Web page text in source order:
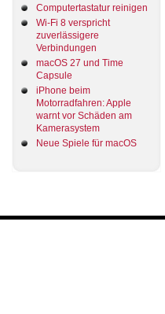
Computertastatur reinigen
Wi-Fi 8 verspricht
zuverlässigere
Verbindungen
macOS 27 und Time
Capsule
iPhone beim
Motorradfahren: Apple
warnt vor Schäden am
Kamerasystem
Neue Spiele für macOS